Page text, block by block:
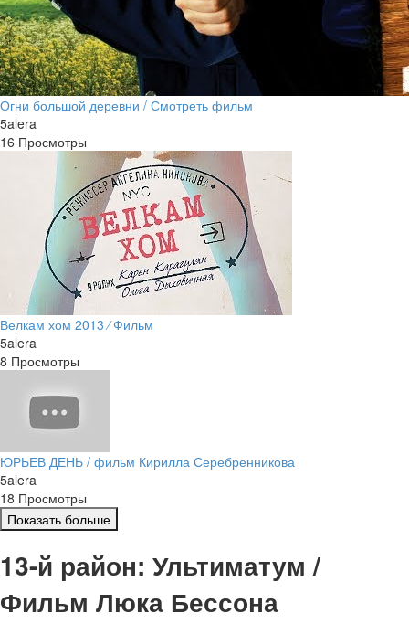
Огни большой деревни / Смотреть фильм
5alera
16 Просмотры
Велкам хом 2013 ⁄ Фильм
5alera
8 Просмотры
ЮРЬЕВ ДЕНЬ / фильм Кирилла Серебренникова
5alera
18 Просмотры
Показать больше
13-й район: Ультиматум /
Фильм Люка Бессона